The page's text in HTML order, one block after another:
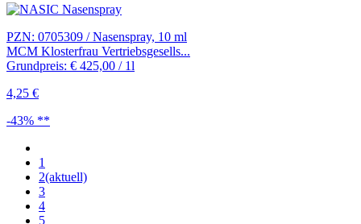
PZN: 0705309 / Nasenspray, 10 ml
MCM Klosterfrau Vertriebsgesells...
Grundpreis: € 425,00 / 1l
4,25 €
-43% **
1
2(aktuell)
3
4
5